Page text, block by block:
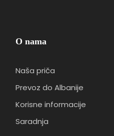
O nama
Naša priča
Prevoz do Albanije
Korisne informacije
Saradnja